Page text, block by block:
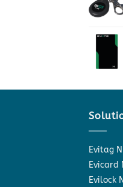
Evitag
Evicard
Evilock